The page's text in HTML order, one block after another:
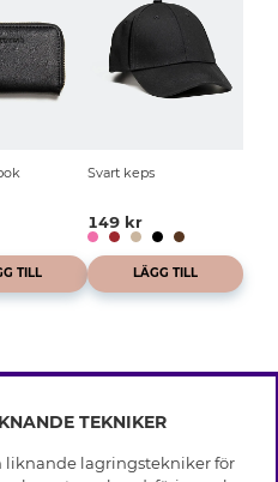
TILL
Svart keps
149 kr
LÄGG TILL
TEKNIKER
liknande lagringstekniker för